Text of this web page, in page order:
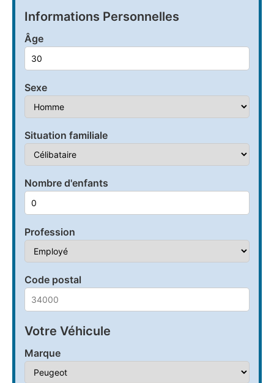
Informations Personnelles
Âge
Sexe
Situation familiale
Nombre d'enfants
Profession
Code postal
Votre Véhicule
Marque